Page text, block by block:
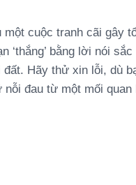
cuộc tranh cãi gây
‘thắng’ bằng lời nói
Hãy thử xin lỗi, dù
đau từ một mối